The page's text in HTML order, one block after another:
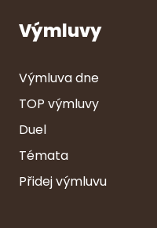
Výmluvy
Výmluva dne
TOP výmluvy
Duel
Témata
Přidej výmluvu